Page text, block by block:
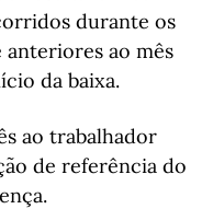
durante os
ao mês
da baixa.
ao trabalhador
de referência do